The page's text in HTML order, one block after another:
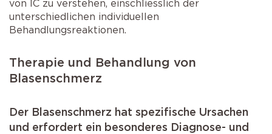
von IC zu verstehen, einschliesslich der
unterschiedlichen individuellen
Behandlungsreaktionen.
Therapie und Behandlung von
Blasenschmerz
Der Blasenschmerz hat spezifische Ursachen
und erfordert ein besonderes Diagnose- und